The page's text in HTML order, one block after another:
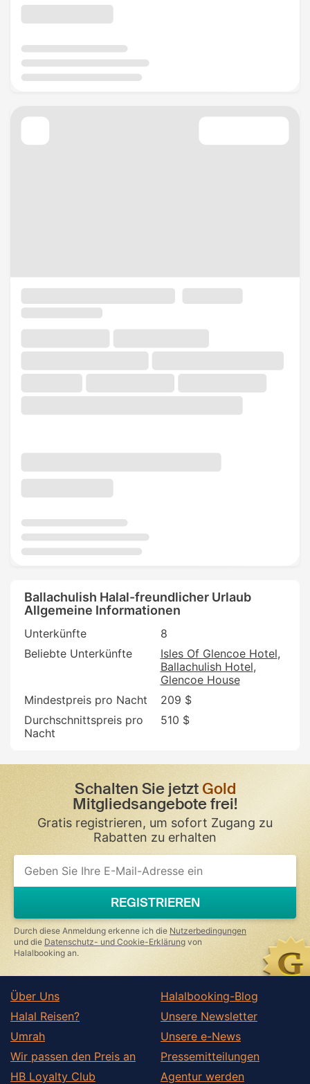
Ballachulish Halal-freundlicher Urlaub
Allgemeine Informationen
Unterkünfte
8
Beliebte Unterkünfte
Isles Of Glencoe Hotel
Ballachulish Hotel
Glencoe House
Mindestpreis pro Nacht
209 $
Durchschnittspreis pro
Nacht
510 $
Schalten Sie jetzt Gold
Mitgliedsangebote frei!
Gratis registrieren, um sofort Zugang zu
Rabatten zu erhalten
REGISTRIEREN
Durch diese Anmeldung erkenne ich die Nutzerbedingungen
und die Datenschutz- und Cookie-Erklärung von
Halalbooking an.
Über Uns
Halal Reisen?
Umrah
Wir passen den Preis an
HB Loyalty Club
Halalbooking-Blog
Unsere Newsletter
Unsere e-News
Pressemitteilungen
Agentur werden